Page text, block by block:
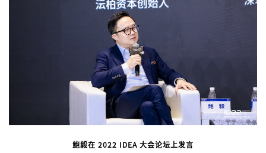
鲍毅在 2022 IDEA 大会论坛上发言